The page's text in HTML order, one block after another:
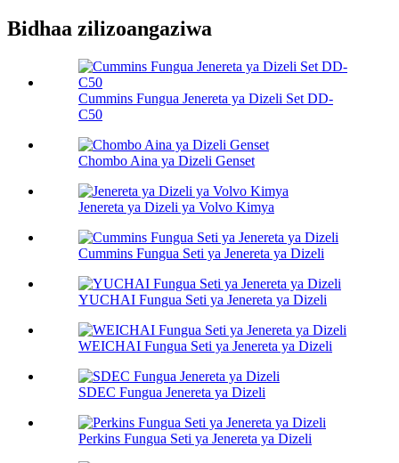
Bidhaa zilizoangaziwa
Cummins Fungua Jenereta ya Dizeli Set DD-
C50
Chombo Aina ya Dizeli Genset
Jenereta ya Dizeli ya Volvo Kimya
Cummins Fungua Seti ya Jenereta ya Dizeli
YUCHAI Fungua Seti ya Jenereta ya Dizeli
WEICHAI Fungua Seti ya Jenereta ya Dizeli
SDEC Fungua Jenereta ya Dizeli
Perkins Fungua Seti ya Jenereta ya Dizeli